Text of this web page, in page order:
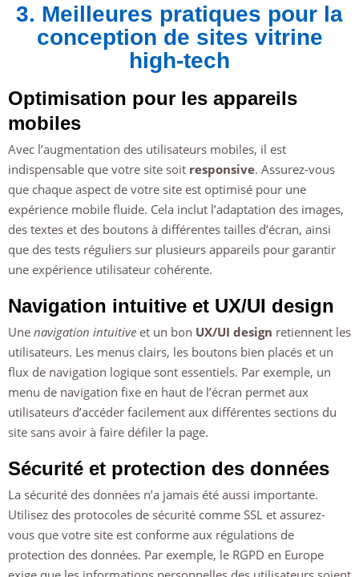
3. Meilleures pratiques pour la
conception de sites vitrine
high-tech
Optimisation pour les appareils
mobiles
Avec l’augmentation des utilisateurs mobiles, il est
indispensable que votre site soit responsive. Assurez-vous
que chaque aspect de votre site est optimisé pour une
expérience mobile fluide. Cela inclut l’adaptation des images,
des textes et des boutons à différentes tailles d’écran, ainsi
que des tests réguliers sur plusieurs appareils pour garantir
une expérience utilisateur cohérente.
Navigation intuitive et UX/UI design
Une navigation intuitive et un bon UX/UI design retiennent les
utilisateurs. Les menus clairs, les boutons bien placés et un
flux de navigation logique sont essentiels. Par exemple, un
menu de navigation fixe en haut de l’écran permet aux
utilisateurs d’accéder facilement aux différentes sections du
site sans avoir à faire défiler la page.
Sécurité et protection des données
La sécurité des données n’a jamais été aussi importante.
Utilisez des protocoles de sécurité comme SSL et assurez-
vous que votre site est conforme aux régulations de
protection des données. Par exemple, le RGPD en Europe